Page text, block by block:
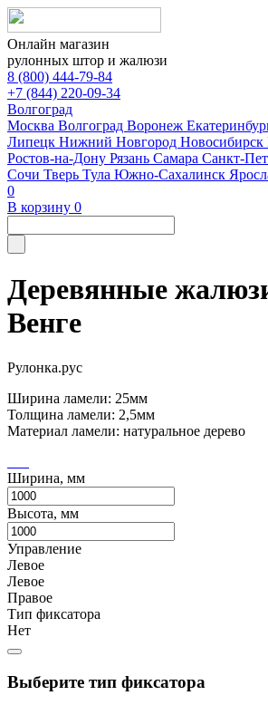
Онлайн магазин
рулонных штор и жалюзи
8 (800) 444-79-84
+7 (844) 220-09-34
Волгоград
Москва Волгоград Воронеж
Липецк Нижний Новгород Новосибирск
Ростов-на-Дону Рязань Самара Санкт-
Сочи Тверь Тула Южно-Сахалинск
0
В корзину 0
Деревянные
Венге
Рулонка.рус
Ширина ламели: 25мм
Толщина ламели: 2,5мм
Материал ламели: натуральное дерево
Ширина, мм
Высота, мм
Управление
Левое
Левое
Правое
Тип фиксатора
Нет
Выберите тип фиксатора